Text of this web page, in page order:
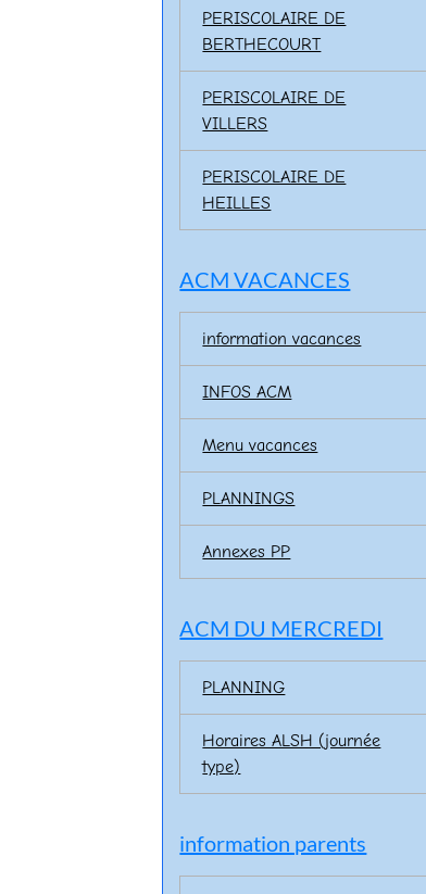
PERISCOLAIRE DE
BERTHECOURT
PERISCOLAIRE DE
VILLERS
PERISCOLAIRE DE
HEILLES
ACM VACANCES
information vacances
INFOS ACM
Menu vacances
PLANNINGS
Annexes PP
ACM DU MERCREDI
PLANNING
Horaires ALSH (journée
type)
information parents